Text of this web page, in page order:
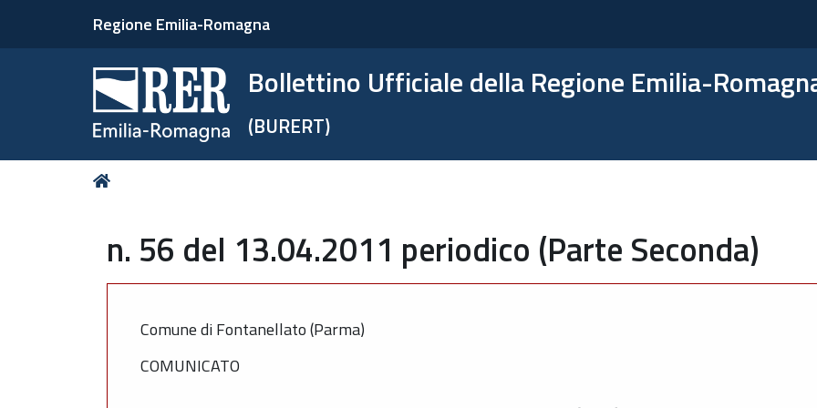
Regione Emilia-Romagna
Bollettino Ufficiale della Regione Emilia-
(BURERT)
Tu
n. 56 del 13.04.2011 periodico (Parte Seconda)
Comune di Fontanellato (Parma)
COMUNICATO